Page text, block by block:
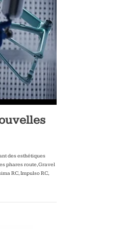
des esthétiques
phares route, Gravel
RC, Impulso RC,